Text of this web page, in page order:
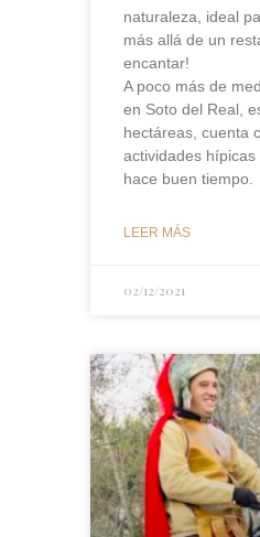
naturaleza, ideal
más allá de un
encantar!
A poco más de
en Soto del Real,
hectáreas, cuenta
actividades
hace buen tiempo.
LEER MÁS
02/12/2021